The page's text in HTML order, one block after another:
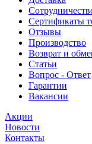
Сертификаты
Отзывы
Производство
Возврат и
Статьи
Вопрос - Ответ
Гарантии
Вакансии
Акции
Новости
Контакты